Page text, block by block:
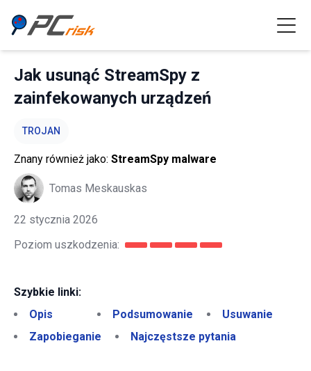
Jak usunąć StreamSpy z
zainfekowanych urządzeń
TROJAN
Znany również jako: StreamSpy malware
Tomas Meskauskas
22 stycznia 2026
Poziom uszkodzenia:
Szybkie linki:
Opis
Podsumowanie
Usuwanie
Zapobieganie
Najczęstsze pytania